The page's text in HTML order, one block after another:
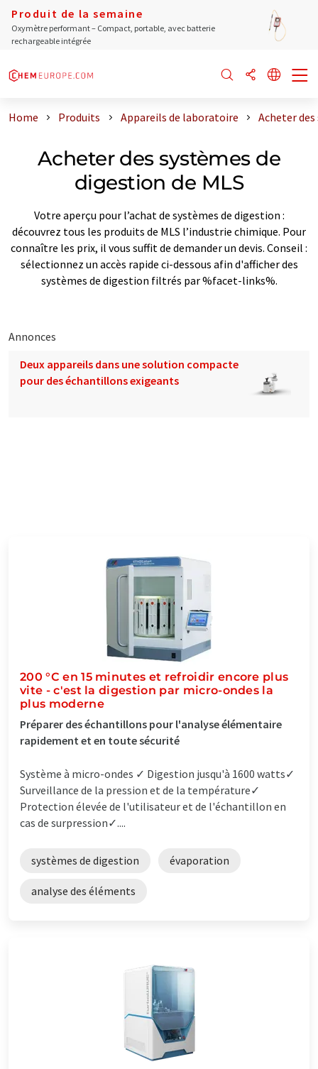
Produit de la semaine
Oxymètre performant – Compact, portable, avec batterie
rechargeable intégrée
Home Produits Appareils de laboratoire Acheter
Acheter des systèmes de
digestion de MLS
Votre aperçu pour l’achat de systèmes de digestion :
découvrez tous les produits de MLS l’industrie chimique. Pour
connaître les prix, il vous suffit de demander un devis. Conseil :
sélectionnez un accès rapide ci-dessous afin d'afficher des
systèmes de digestion filtrés par %facet-links%.
Annonces
Deux appareils dans une solution compacte
pour des échantillons exigeants
200 °C en 15 minutes et refroidir encore plus
vite - c'est la digestion par micro-ondes la
plus moderne
Préparer des échantillons pour l'analyse élémentaire
rapidement et en toute sécurité
Système à micro-ondes ✓ Digestion jusqu'à 1600 watts✓
Surveillance de la pression et de la température✓
Protection élevée de l'utilisateur et de l'échantillon en
cas de surpression✓....
systèmes de digestion évaporation
analyse des éléments